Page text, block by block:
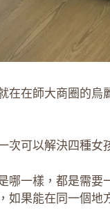
在在師大商圈的
次可以解決四種女
哪一樣，都是需要
如果能在同一個地